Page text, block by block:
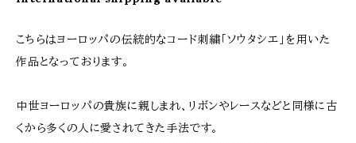
こちらはヨーロッパの伝統的なコード刺繍「ソウタシエ」を用いた
作品となっております。
中世ヨーロッパの貴族に親しまれ、リボンやレースなどと同様に古
くから多くの人に愛されてきた手法です。